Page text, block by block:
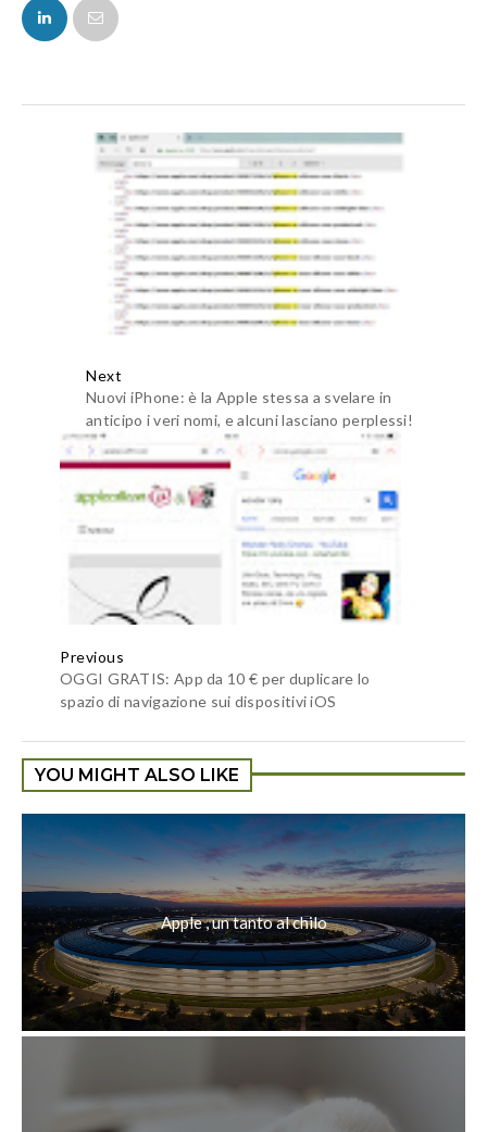
FACEBOOK
Next
Nuovi iPhone: è la Apple stessa a svelare in
anticipo i veri nomi, e alcuni lasciano perplessi!
Previous
OGGI GRATIS: App da 10 € per duplicare lo
spazio di navigazione sui dispositivi iOS
YOU MIGHT ALSO LIKE
Apple , un tanto al chilo